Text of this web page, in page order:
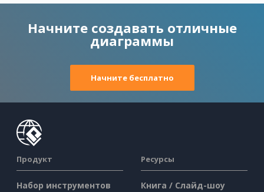
Начните создавать отличные
диаграммы
Начните бесплатно
Продукт
Набор инструментов
Ресурсы
Книга / Слайд-шоу